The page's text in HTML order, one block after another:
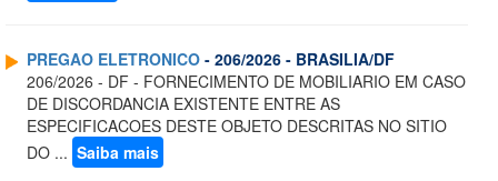
PREGAO ELETRONICO - 206/2026 - BRASILIA/DF
206/2026 - DF - FORNECIMENTO DE MOBILIARIO EM CASO
DE DISCORDANCIA EXISTENTE ENTRE AS
ESPECIFICACOES DESTE OBJETO DESCRITAS NO SITIO
DO ... Saiba mais